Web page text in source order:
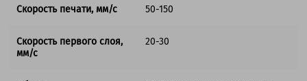
Скорость печати, мм/с 50-150
Скорость первого слоя,
мм/с
20-30